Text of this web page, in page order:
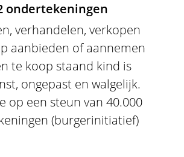
ondertekeningen
verhandelen, verkopen
aanbieden of aannemen
te koop staand kind is
ongepast en walgelijk.
op een steun van 40.000
(burgerinitiatief)